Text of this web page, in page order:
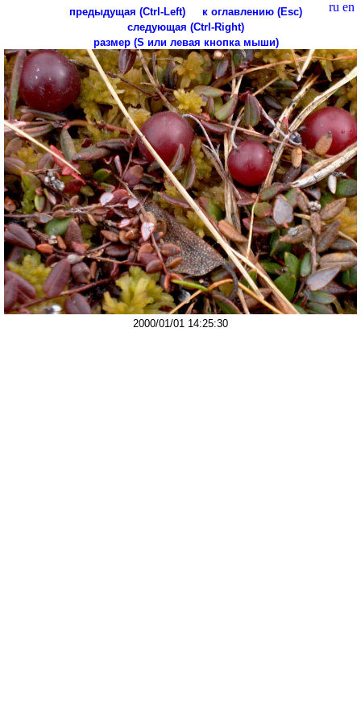
ru en
предыдущая (Ctrl-Left)
к оглавлению (Esc)
следующая (Ctrl-Right)
размер (S или левая кнопка мыши)
2000/01/01 14:25:30